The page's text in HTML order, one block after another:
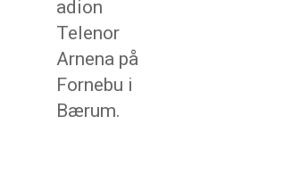
adion
Telenor
Arnena på
Fornebu i
Bærum.